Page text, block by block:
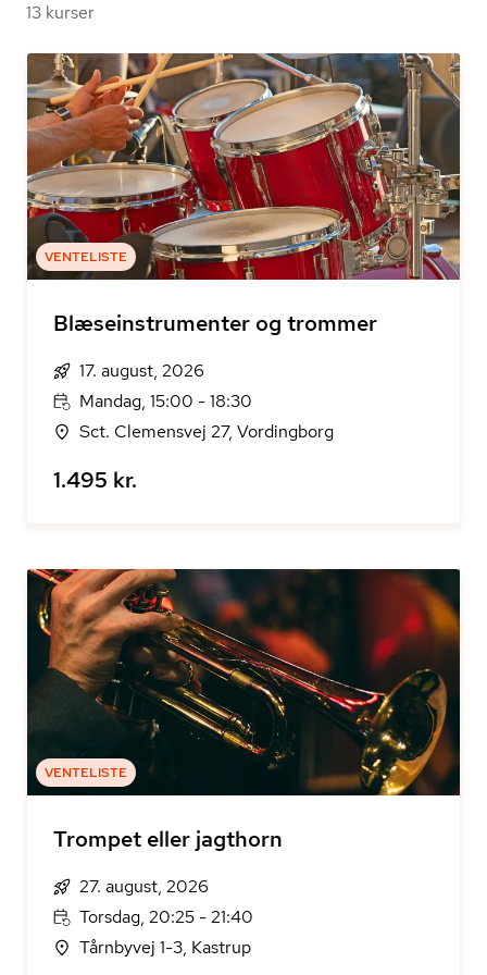
13 kurser
VENTELISTE
Blæseinstrumenter og trommer
17. august, 2026
Mandag, 15:00 - 18:30
Sct. Clemensvej 27, Vordingborg
1.495 kr.
VENTELISTE
Trompet eller jagthorn
27. august, 2026
Torsdag, 20:25 - 21:40
Tårnbyvej 1-3, Kastrup